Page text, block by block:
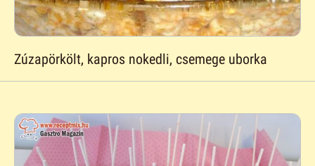
Zúzapörkölt, kapros nokedli, csemege uborka